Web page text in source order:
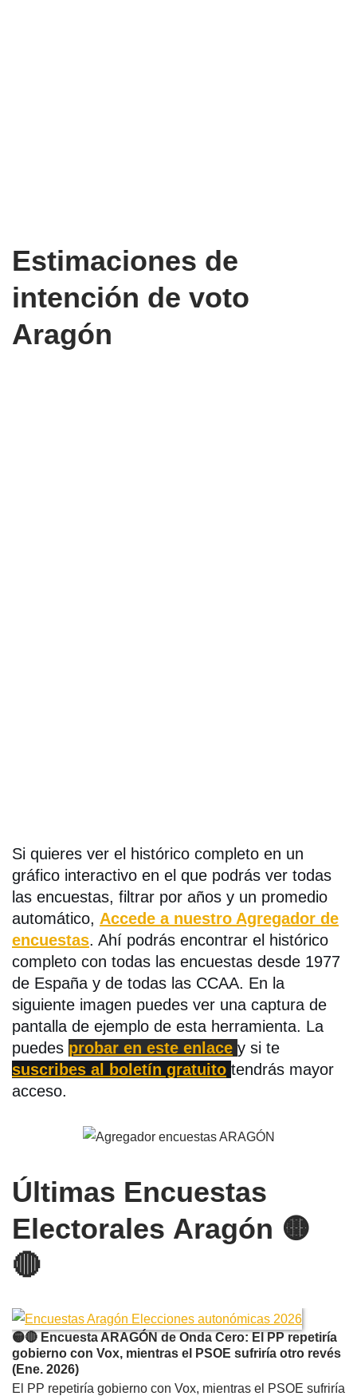
Estimaciones de
intención de voto
Aragón
Si quieres ver el histórico completo en un
gráfico interactivo en el que podrás ver todas
las encuestas, filtrar por años y un promedio
automático, Accede a nuestro Agregador de
encuestas. Ahí podrás encontrar el histórico
completo con todas las encuestas desde 1977
de España y de todas las CCAA. En la
siguiente imagen puedes ver una captura de
pantalla de ejemplo de esta herramienta. La
puedes probar en este enlace y si te
suscribes al boletín gratuito tendrás mayor
acceso.
Últimas Encuestas
Electorales Aragón 🟡
🔴
🟡🔴 Encuesta ARAGÓN de Onda Cero: El PP repetiría
gobierno con Vox, mientras el PSOE sufriría otro revés
(Ene. 2026)
El PP repetiría gobierno con Vox, mientras el PSOE sufriría